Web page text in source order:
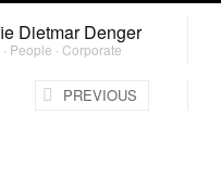
People ∙ Corporate
PREVIOUS